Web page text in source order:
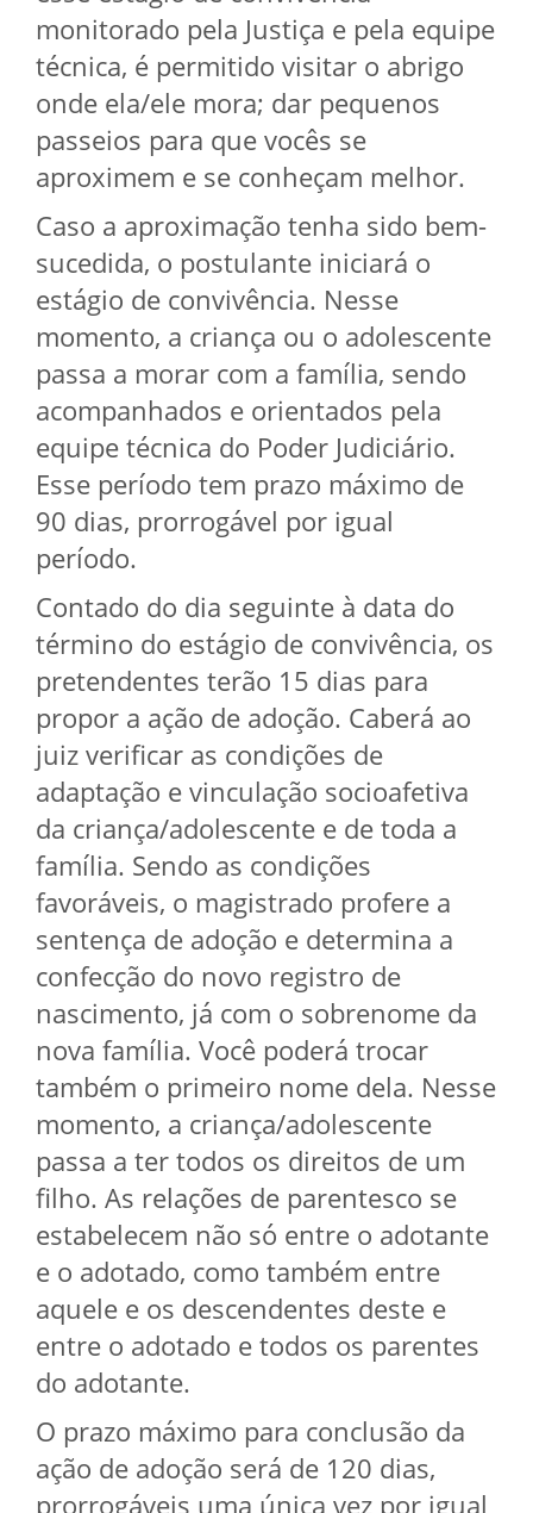
monitorado pela Justiça e pela equipe
técnica, é permitido visitar o abrigo
onde ela/ele mora; dar pequenos
passeios para que vocês se
aproximem e se conheçam melhor.
Caso a aproximação tenha sido bem-
sucedida, o postulante iniciará o
estágio de convivência. Nesse
momento, a criança ou o adolescente
passa a morar com a família, sendo
acompanhados e orientados pela
equipe técnica do Poder Judiciário.
Esse período tem prazo máximo de
90 dias, prorrogável por igual
período.
Contado do dia seguinte à data do
término do estágio de convivência, os
pretendentes terão 15 dias para
propor a ação de adoção. Caberá ao
juiz verificar as condições de
adaptação e vinculação socioafetiva
da criança/adolescente e de toda a
família. Sendo as condições
favoráveis, o magistrado profere a
sentença de adoção e determina a
confecção do novo registro de
nascimento, já com o sobrenome da
nova família. Você poderá trocar
também o primeiro nome dela. Nesse
momento, a criança/adolescente
passa a ter todos os direitos de um
filho. As relações de parentesco se
estabelecem não só entre o adotante
e o adotado, como também entre
aquele e os descendentes deste e
entre o adotado e todos os parentes
do adotante.
O prazo máximo para conclusão da
ação de adoção será de 120 dias,
prorrogáveis uma única vez por igual